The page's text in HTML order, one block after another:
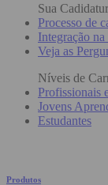
Sua
Processo de
Integração
Veja as
Níveis de
Profissionais
Jovens
Estudantes
Produtos